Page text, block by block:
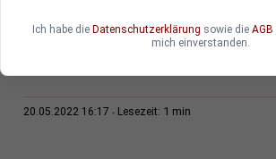
20.05.2022 16:17 Lesezeit: 1 min
Ich habe die Datenschutzerklärung sowie die AGB
mich einverstanden.